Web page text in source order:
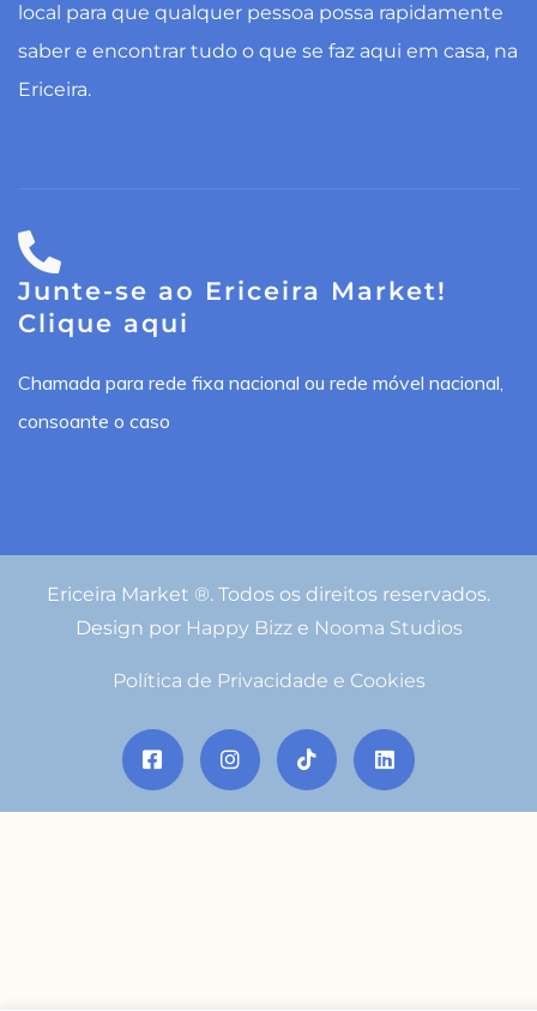
local para que qualquer pessoa possa rapidamente
saber e encontrar tudo o que se faz aqui em casa, na
Ericeira.
Junte-se ao Ericeira Market!
Clique aqui
Chamada para rede fixa nacional ou rede móvel nacional,
consoante o caso
Ericeira Market ®. Todos os direitos reservados.
Design por Happy Bizze Nooma Studios
Política de Privacidade e Cookies